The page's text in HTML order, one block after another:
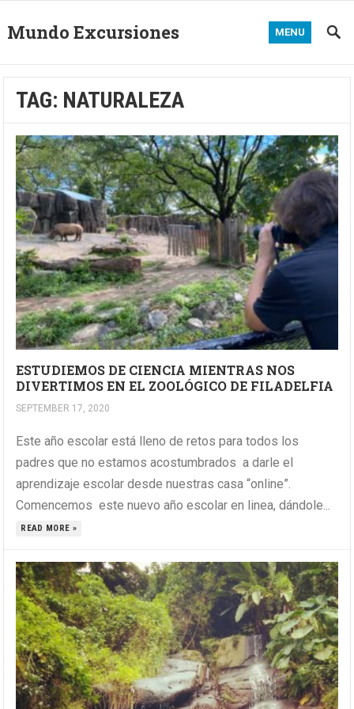
Mundo Excursiones MENU
TAG: NATURALEZA
ESTUDIEMOS DE CIENCIA MIENTRAS NOS
DIVERTIMOS EN EL ZOOLÓGICO DE FILADELFIA
SEPTEMBER 17, 2020
Este año escolar está lleno de retos para todos los
padres que no estamos acostumbrados a darle el
aprendizaje escolar desde nuestras casa “online”.
Comencemos este nuevo año escolar en linea, dándole...
READ MORE »